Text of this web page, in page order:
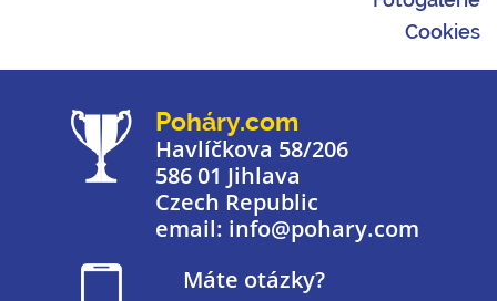
Cookies
Poháry.com
Havlíčkova 58/206
586 01 Jihlava
Czech Republic
email: info@pohary.com
Máte otázky?